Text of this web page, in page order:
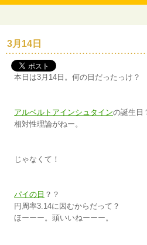
3月14日
本日は3月14日。何の日だったっけ？
アルベルトアインシュタインの誕生日
相対性理論がねー。
じゃなくて！
パイの日 ？？
円周率3.14に因むからだって？
ほーーー。頭いいねーーー。